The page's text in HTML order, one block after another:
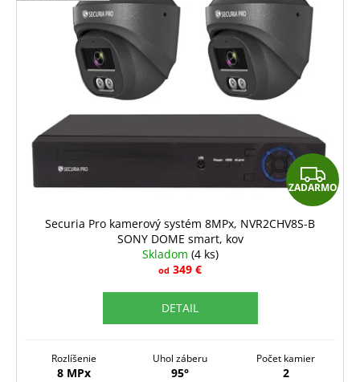
Z
A
ZADARMO
Securia Pro kamerový systém 8MPx, NVR2CHV8S-B
SONY DOME smart, kov
Skladom (4 ks)
od 349 €
DETAIL
Rozlíšenie
8 MPx
Uhol záberu
95°
Počet kamier
2